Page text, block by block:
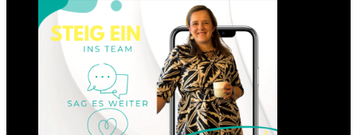
Einsteigen 2025 im Team
Stampin‘ Sunny
23. Januar 2025